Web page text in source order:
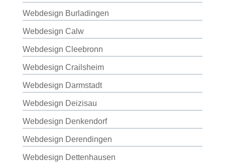
Webdesign Burladingen
Webdesign Calw
Webdesign Cleebronn
Webdesign Crailsheim
Webdesign Darmstadt
Webdesign Deizisau
Webdesign Denkendorf
Webdesign Derendingen
Webdesign Dettenhausen